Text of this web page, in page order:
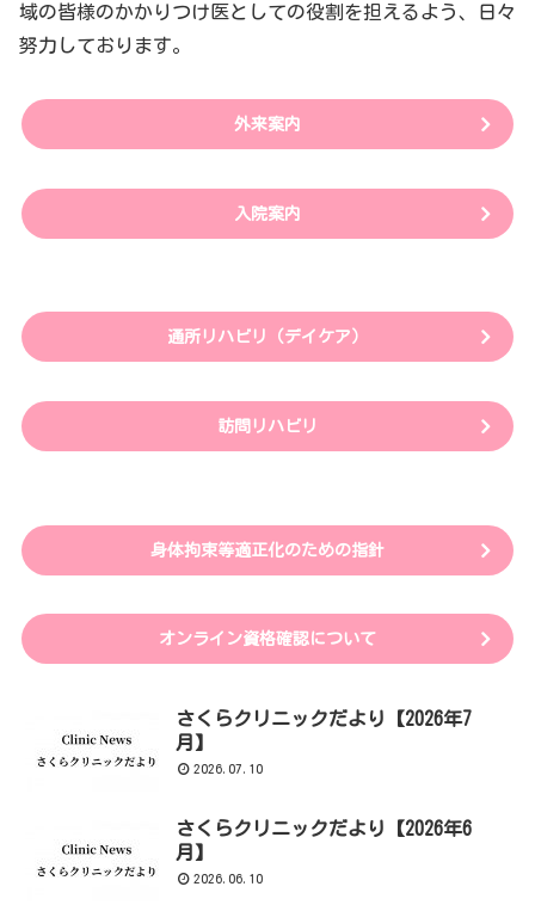
域の皆様のかかりつけ医としての役割を担えるよう、日々
努力しております。
外来案内
入院案内
通所リハビリ（デイケア）
訪問リハビリ
身体拘束等適正化のための指針
オンライン資格確認について
さくらクリニックだより【2026年7
月】
2026.07.10
さくらクリニックだより【2026年6
月】
2026.06.10